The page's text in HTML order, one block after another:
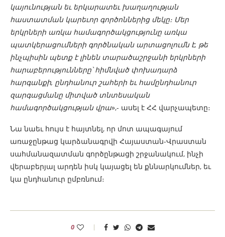
կայունության եւ երկարատեւ խաղաղության
հաստատման կարեւոր գործոններից մեկը։ Մեր
երկրների առկա համագործակցությունը առկա
պատկերացումների գործնական արտացոլումն է, թե
ինչպիսին պետք է լինեն տարածաշրջանի երկրների
հարաբերությունները՝ հիմնված փոխադարձ
հարգանքի, ընդհանուր շահերի եւ համընդհանուր
զարգացմանը միտված տնտեսական
համագործակցության վրա»,- ասել է ՀՀ վարչապետը։
Նա նաեւ հույս է հայտնել, որ մոտ ապագայում
առաջընթաց կարձանագրվի Հայաստան-Վրաստան
սահմանազատման գործընթացի շրջանակում, ինչի
վերաբերյալ արդեն իսկ կայացել են քննարկումներ, եւ
կա ընդհանուր ըմբռնում։
0